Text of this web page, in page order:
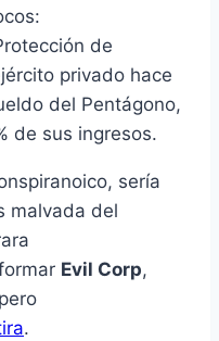
de
privado hace
del Pentágono,
de sus ingresos.
sería
malvada del
Evil Corp,
.